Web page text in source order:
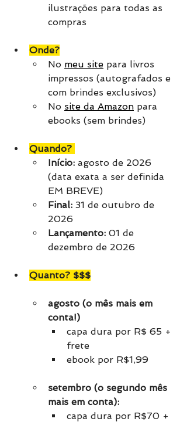
ilustrações para todas as
compras
Onde?
No meu site para livros
impressos (autografados e
com brindes exclusivos)
No site da Amazon para
ebooks (sem brindes)
Quando?
Início: agosto de 2026
(data exata a ser definida
EM BREVE)
Final: 31 de outubro de
2026
Lançamento: 01 de
dezembro de 2026
Quanto? $$$
agosto (o mês mais em
conta!)
capa dura por R$ 65 +
frete
ebook por R$1,99
setembro (o segundo mês
mais em conta):
capa dura por R$70 +